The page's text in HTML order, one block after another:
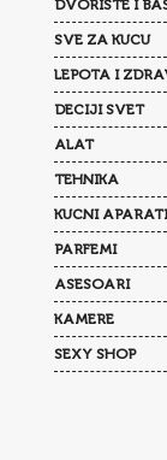
DVORISTE I
SVE ZA KUCU
LEPOTA I
DECIJI SVET
ALAT
TEHNIKA
KUCNI APARATI
PARFEMI
ASESOARI
KAMERE
SEXY SHOP